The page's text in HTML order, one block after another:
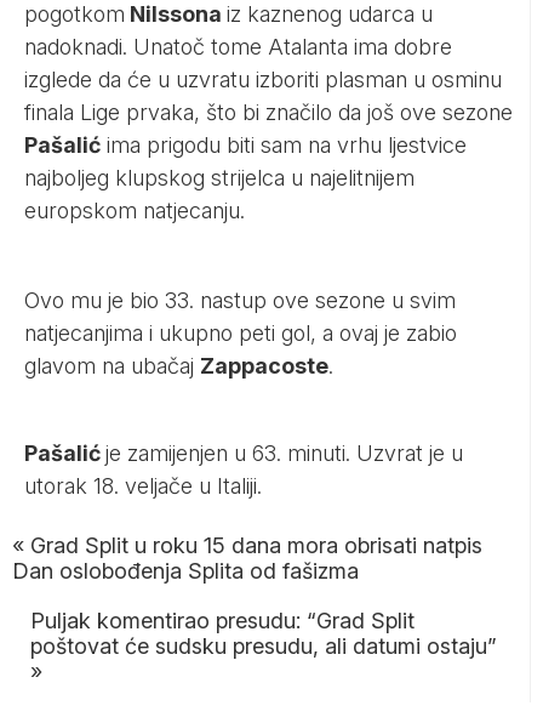
pogotkom Nilssona iz kaznenog udarca u
nadoknadi. Unatoč tome Atalanta ima dobre
izglede da će u uzvratu izboriti plasman u osminu
finala Lige prvaka, što bi značilo da još ove sezone
Pašalić ima prigodu biti sam na vrhu ljestvice
najboljeg klupskog strijelca u najelitnijem
europskom natjecanju.
Ovo mu je bio 33. nastup ove sezone u svim
natjecanjima i ukupno peti gol, a ovaj je zabio
glavom na ubačaj Zappacoste.
Pašalićje zamijenjen u 63. minuti. Uzvrat je u
utorak 18. veljače u Italiji.
« Grad Split u roku 15 dana mora obrisati natpis
Dan oslobođenja Splita od fašizma
Puljak komentirao presudu: “Grad Split
poštovat će sudsku presudu, ali datumi ostaju”
»